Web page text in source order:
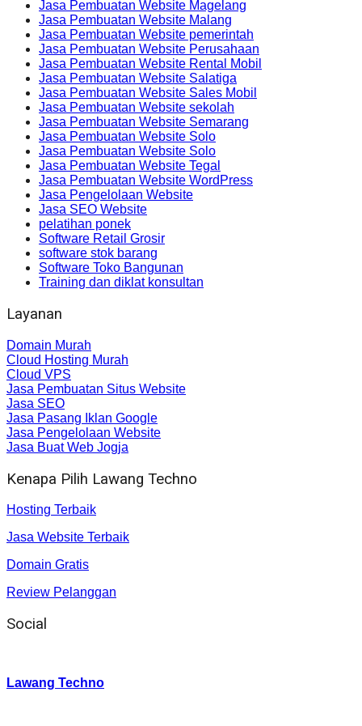
Jasa Pembuatan Website Magelang
Jasa Pembuatan Website Malang
Jasa Pembuatan Website pemerintah
Jasa Pembuatan Website Perusahaan
Jasa Pembuatan Website Rental Mobil
Jasa Pembuatan Website Salatiga
Jasa Pembuatan Website Sales Mobil
Jasa Pembuatan Website sekolah
Jasa Pembuatan Website Semarang
Jasa Pembuatan Website Solo
Jasa Pembuatan Website Solo
Jasa Pembuatan Website Tegal
Jasa Pembuatan Website WordPress
Jasa Pengelolaan Website
Jasa SEO Website
pelatihan ponek
Software Retail Grosir
software stok barang
Software Toko Bangunan
Training dan diklat konsultan
Layanan
Domain Murah
Cloud Hosting Murah
Cloud VPS
Jasa Pembuatan Situs Website
Jasa SEO
Jasa Pasang Iklan Google
Jasa Pengelolaan Website
Jasa Buat Web Jogja
Kenapa Pilih Lawang Techno
Hosting Terbaik
Jasa Website Terbaik
Domain Gratis
Review Pelanggan
Social
Lawang Techno